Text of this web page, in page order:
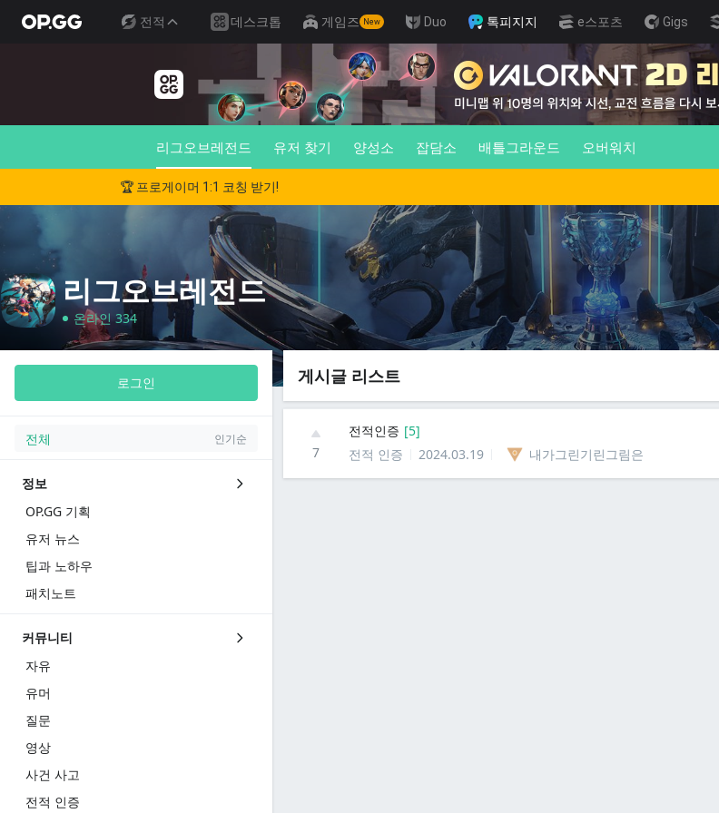
전적 데스크톱 게임즈 New Duo 톡피지지 e스포츠 Gigs
리그오브레전드 유저 찾기 양성소 잡담소 배틀그라운드 오버워치
🏆 프로게이머 1:1 코칭 받기!
리그오브레전드
온라인 334
로그인
전체 인기순
정보
OP.GG 기획
유저 뉴스
팁과 노하우
패치노트
커뮤니티
자유
유머
질문
영상
사건 사고
전적 인증
게시글 리스트
7
전적인증 [5]
전적 인증
2024.03.19 내가그린기린그림은